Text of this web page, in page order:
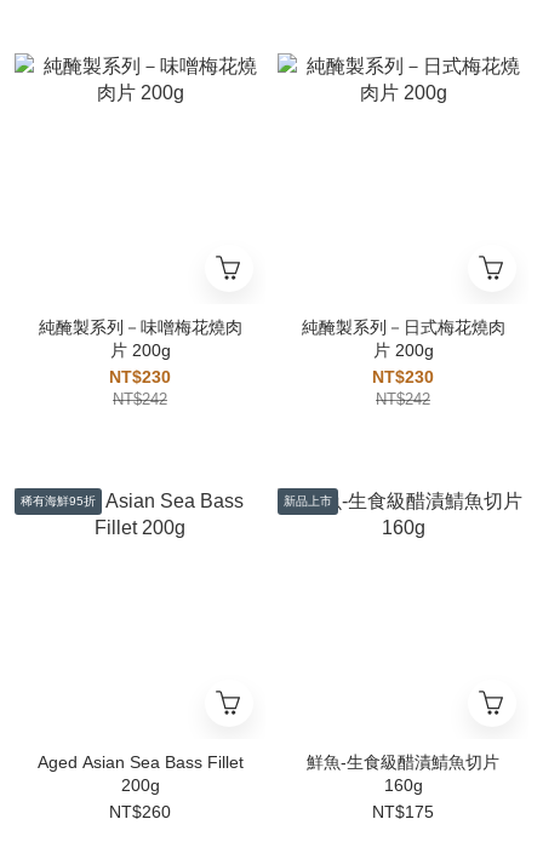
純醃製系列－味噌梅花燒肉
片 200g
NT$230
NT$242
純醃製系列－日式梅花燒肉
片 200g
NT$230
NT$242
稀有海鮮95折
Aged Asian Sea Bass Fillet
200g
NT$260
新品上市
鮮魚-生食級醋漬鯖魚切片
160g
NT$175